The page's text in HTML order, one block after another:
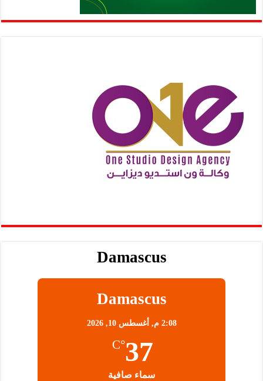
Damascus
Damascus
2:08 م, أغسطس 10, 2026
37
°C
سماء صافية